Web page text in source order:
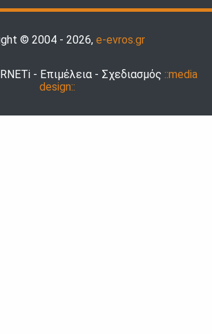
© 2004 - 2026, e-evros.gr
- Επιμέλεια - Σχεδιασμός ::media
design::